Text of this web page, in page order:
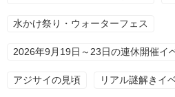
水かけ祭り・ウォーターフェス
2026年9月19日～23日の連休開催イ
アジサイの見頃 リアル謎解きイ